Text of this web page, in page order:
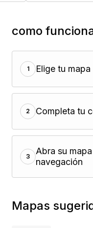
como
1 Elige tu mapa
2 Completa tu
3
Abra su
navegación
Mapas